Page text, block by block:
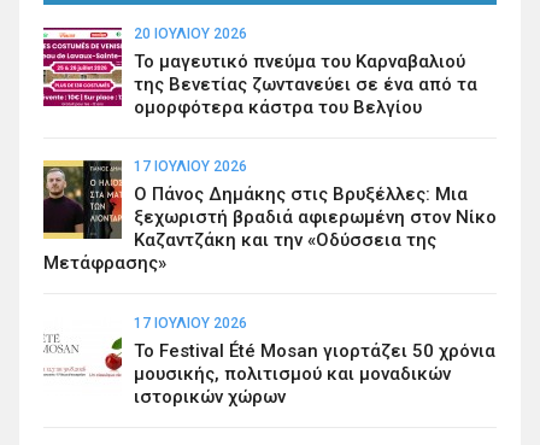
20 ΙΟΥΛΊΟΥ 2026
Το μαγευτικό πνεύμα του Καρναβαλιού
της Βενετίας ζωντανεύει σε ένα από τα
ομορφότερα κάστρα του Βελγίου
17 ΙΟΥΛΊΟΥ 2026
Ο Πάνος Δημάκης στις Βρυξέλλες: Μια
ξεχωριστή βραδιά αφιερωμένη στον Νίκο
Καζαντζάκη και την «Οδύσσεια της
Μετάφρασης»
17 ΙΟΥΛΊΟΥ 2026
Το Festival Été Mosan γιορτάζει 50 χρόνια
μουσικής, πολιτισμού και μοναδικών
ιστορικών χώρων